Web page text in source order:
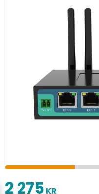
2 275 KR